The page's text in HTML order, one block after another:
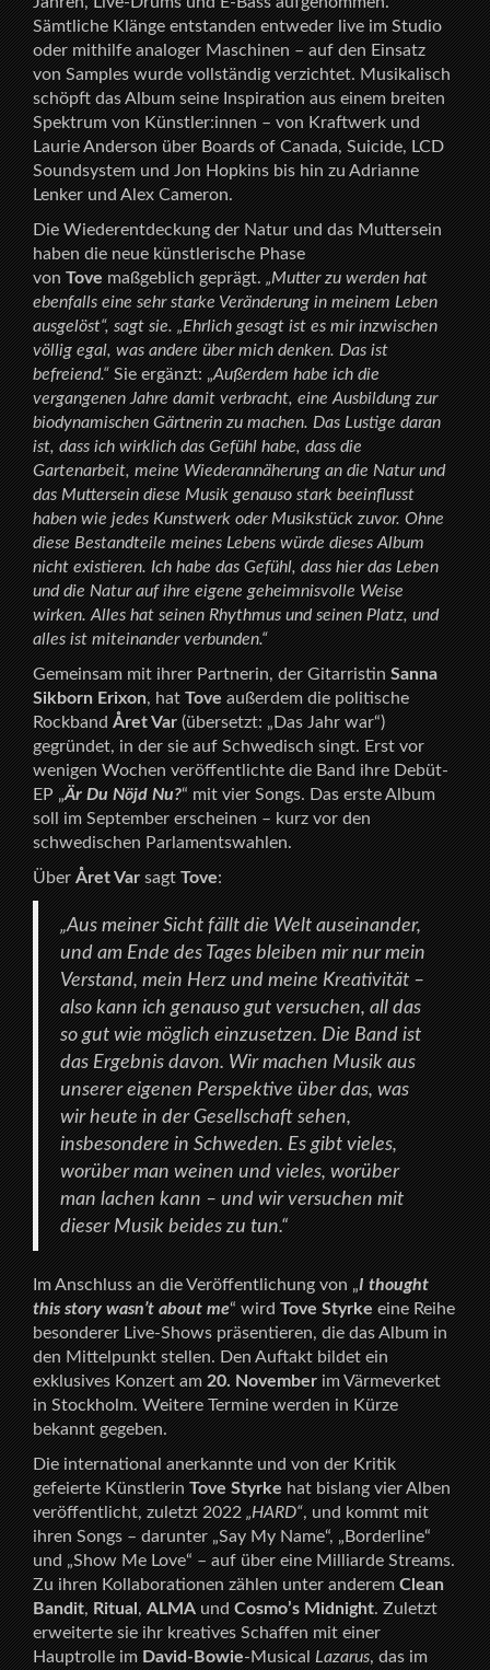
Sämtliche Klänge entstanden entweder live im Studio
oder mithilfe analoger Maschinen – auf den Einsatz
von Samples wurde vollständig verzichtet. Musikalisch
schöpft das Album seine Inspiration aus einem breiten
Spektrum von Künstler:innen – von Kraftwerk und
Laurie Anderson über Boards of Canada, Suicide, LCD
Soundsystem und Jon Hopkins bis hin zu Adrianne
Lenker und Alex Cameron.
Die Wiederentdeckung der Natur und das Muttersein
haben die neue künstlerische Phase
vonTovemaßgeblich geprägt.„Mutter zu werden hat
ebenfalls eine sehr starke Veränderung in meinem Leben
ausgelöst“, sagt sie. „Ehrlich gesagt ist es mir inzwischen
völlig egal, was andere über mich denken. Das ist
befreiend.“Sie ergänzt: „Außerdem habe ich die
vergangenen Jahre damit verbracht, eine Ausbildung zur
biodynamischen Gärtnerin zu machen. Das Lustige daran
ist, dass ich wirklich das Gefühl habe, dass die
Gartenarbeit, meine Wiederannäherung an die Natur und
das Muttersein diese Musik genauso stark beeinflusst
haben wie jedes Kunstwerk oder Musikstück zuvor. Ohne
diese Bestandteile meines Lebens würde dieses Album
nicht existieren. Ich habe das Gefühl, dass hier das Leben
und die Natur auf ihre eigene geheimnisvolle Weise
wirken. Alles hat seinen Rhythmus und seinen Platz, und
alles ist miteinander verbunden.“
Gemeinsam mit ihrer Partnerin, der GitarristinSanna
Sikborn Erixon, hatToveaußerdem die politische
RockbandÅret Var(übersetzt: „Das Jahr war“)
gegründet, in der sie auf Schwedisch singt. Erst vor
wenigen Wochen veröffentlichte die Band ihre Debüt-
EP „Är Du Nöjd Nu?“ mit vier Songs. Das erste Album
soll im September erscheinen – kurz vor den
schwedischen Parlamentswahlen.
ÜberÅret VarsagtTove:
„Aus meiner Sicht fällt die Welt auseinander,
und am Ende des Tages bleiben mir nur mein
Verstand, mein Herz und meine Kreativität –
also kann ich genauso gut versuchen, all das
so gut wie möglich einzusetzen. Die Band ist
das Ergebnis davon. Wir machen Musik aus
unserer eigenen Perspektive über das, was
wir heute in der Gesellschaft sehen,
insbesondere in Schweden. Es gibt vieles,
worüber man weinen und vieles, worüber
man lachen kann – und wir versuchen mit
dieser Musik beides zu tun.“
Im Anschluss an die Veröffentlichung von „I thought
this story wasn’t about me“ wirdTove Styrkeeine Reihe
besonderer Live-Shows präsentieren, die das Album in
den Mittelpunkt stellen. Den Auftakt bildet ein
exklusives Konzert am20. Novemberim Värmeverket
in Stockholm. Weitere Termine werden in Kürze
bekannt gegeben.
Die international anerkannte und von der Kritik
gefeierte KünstlerinTove Styrkehat bislang vier Alben
veröffentlicht, zuletzt 2022„HARD“, und kommt mit
ihren Songs – darunter „Say My Name“, „Borderline“
und „Show Me Love“ – auf über eine Milliarde Streams.
Zu ihren Kollaborationen zählen unter anderemClean
Bandit,Ritual,ALMAundCosmo’s Midnight. Zuletzt
erweiterte sie ihr kreatives Schaffen mit einer
Hauptrolle imDavid-Bowie-MusicalLazarus, das im